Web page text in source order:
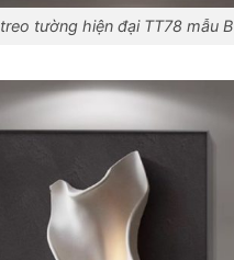
tường hiện đại TT78 mẫu B